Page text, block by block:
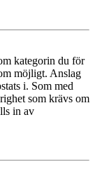
kategorin du för
möjligt. Anslag
i. Som med
som krävs om
in av